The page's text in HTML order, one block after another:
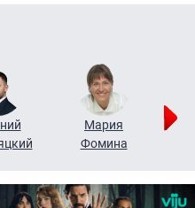
Мария
Фомина